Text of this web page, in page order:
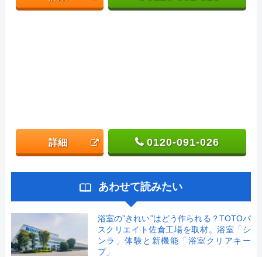
詳細 0120-091-026
あわせて読みたい
浴室の”きれい”はどう作られる？TOTOバ
スクリエイト佐倉工場を取材。浴室「シ
ンラ」体験と新機能「浴室クリアキー
プ」